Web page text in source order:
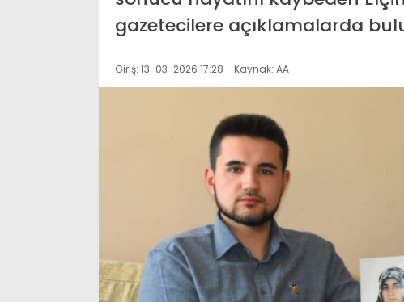
gazetecilere açıklamalarda
Giriş: 13-03-2026 17:28 Kaynak: AA